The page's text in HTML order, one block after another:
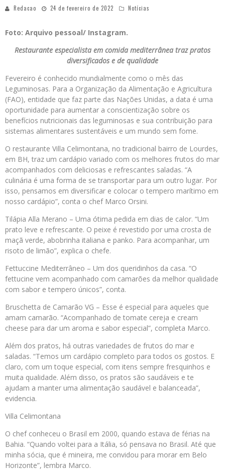
Redacao 24 de fevereiro de 2022 Notícias
Foto: Arquivo pessoal/ Instagram.
Restaurante especialista em comida mediterrânea traz pratos
diversificados e de qualidade
Fevereiro é conhecido mundialmente como o mês das
Leguminosas. Para a Organização da Alimentação e Agricultura
(FAO), entidade que faz parte das Nações Unidas, a data é uma
oportunidade para aumentar a conscientização sobre os
benefícios nutricionais das leguminosas e sua contribuição para
sistemas alimentares sustentáveis ​​e um mundo sem fome.
O restaurante Villa Celimontana, no tradicional bairro de Lourdes,
em BH, traz um cardápio variado com os melhores frutos do mar
acompanhados com deliciosas e refrescantes saladas. “A
culinária é uma forma de se transportar para um outro lugar. Por
isso, pensamos em diversificar e colocar o tempero marítimo em
nosso cardápio”, conta o chef Marco Orsini.
Tilápia Alla Merano – Uma ótima pedida em dias de calor. “Um
prato leve e refrescante. O peixe é revestido por uma crosta de
maçã verde, abobrinha italiana e panko. Para acompanhar, um
risoto de limão”, explica o chefe.
Fettuccine Mediterrâneo – Um dos queridinhos da casa. “O
fettucine vem acompanhado com camarões da melhor qualidade
com sabor e tempero únicos”, conta.
Bruschetta de Camarão VG – Esse é especial para aqueles que
amam camarão. “Acompanhado de tomate cereja e cream
cheese para dar um aroma e sabor especial”, completa Marco.
Além dos pratos, há outras variedades de frutos do mar e
saladas. “Temos um cardápio completo para todos os gostos. E
claro, com um toque especial, com itens sempre fresquinhos e
muita qualidade. Além disso, os pratos são saudáveis e te
ajudam a manter uma alimentação saudável e balanceada”,
evidencia.
Villa Celimontana
O chef conheceu o Brasil em 2000, quando estava de férias na
Bahia. “Quando voltei para a Itália, só pensava no Brasil. Até que
minha sócia, que é mineira, me convidou para morar em Belo
Horizonte”, lembra Marco.